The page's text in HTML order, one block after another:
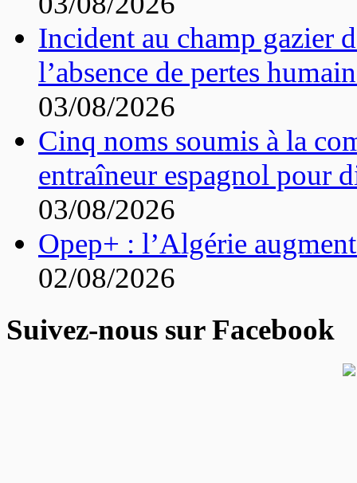
Incident au champ gazier
l’absence de pertes
03/08/2026
Cinq noms soumis à la
entraîneur espagnol pour
03/08/2026
Opep+ : l’Algérie
02/08/2026
Suivez-nous sur Facebook